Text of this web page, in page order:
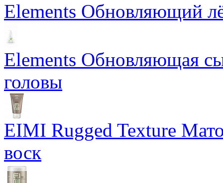
Elements Обновляющий
Elements Обновляющая
головы
EIMI Rugged Texture
воск